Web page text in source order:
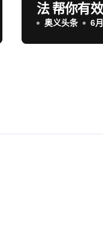
法 帮你有效
身变性感
奥义头条 6